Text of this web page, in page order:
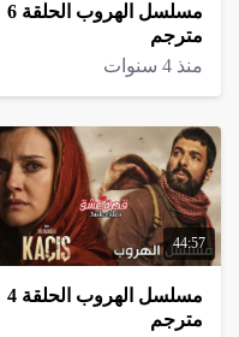
مسلسل الهروب الحلقة 6
مترجم
منذ 4 سنوات
44:57
مسلسل الهروب الحلقة 4
مترجم